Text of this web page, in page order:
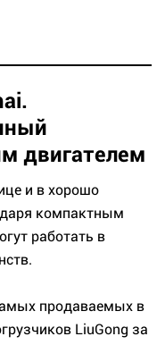
двигателем
и в хорошо
компактным
работать в
продаваемых в
LiuGong за